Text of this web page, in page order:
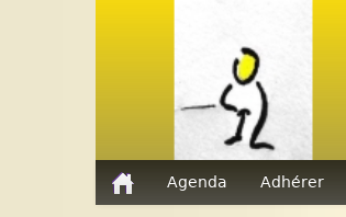
Agenda Adhérer